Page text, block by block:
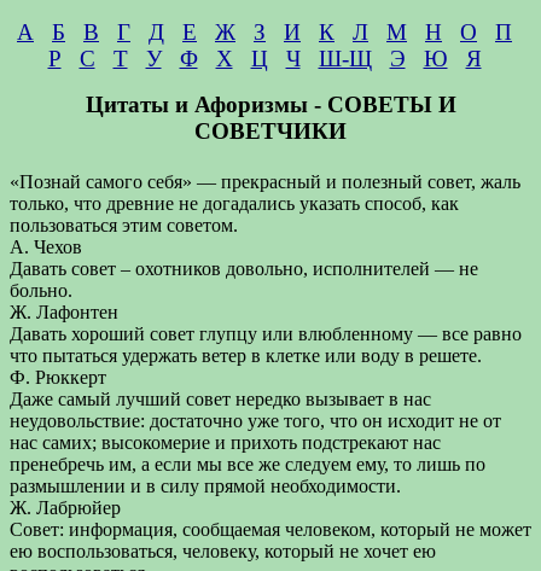
А
Б В Г Д Е Ж З И К Л М Н О
П
Р
С Т У Ф Х Ц Ч Ш-Щ Э Ю
Я
Цитаты и Афоризмы - СОВЕТЫ И
СОВЕТЧИКИ
«Познай самого себя» — прекрасный и полезный совет, жаль
только, что древние не догадались указать способ, как
пользоваться этим советом.
А. Чехов
Давать совет – охотников довольно, исполнителей — не
больно.
Ж. Лафонтен
Давать хороший совет глупцу или влюбленному — все равно
что пытаться удержать ветер в клетке или воду в решете.
Ф. Рюккерт
Даже самый лучший совет нередко вызывает в нас
неудовольствие: достаточно уже того, что он исходит не от
нас самих; высокомерие и прихоть подстрекают нас
пренебречь им, а если мы все же следуем ему, то лишь по
размышлении и в силу прямой необходимости.
Ж. Лабрюйер
Совет: информация, сообщаемая человеком, который не может
ею воспользоваться, человеку, который не хочет ею